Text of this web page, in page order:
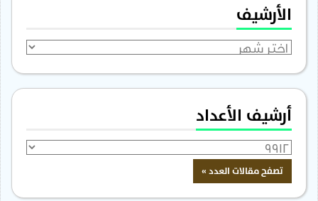
الأرشيف
الأرشيف
أرشيف الأعداد